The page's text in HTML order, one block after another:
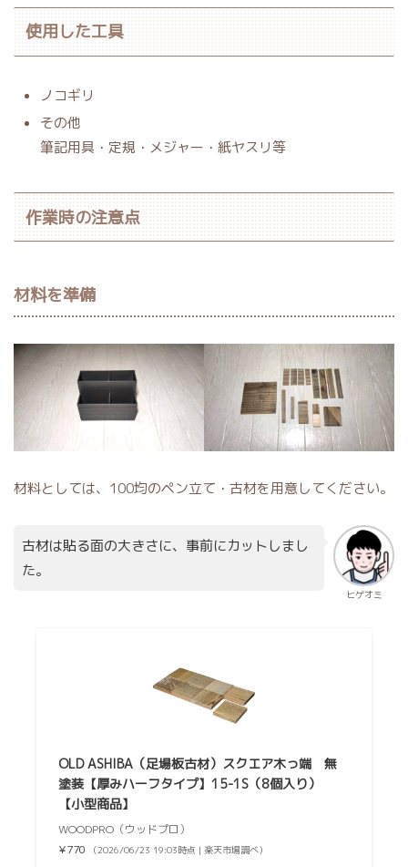
使用した工具
ノコギリ
その他
筆記用具・定規・メジャー・紙ヤスリ等
作業時の注意点
材料を準備
材料としては、100均のペン立て・古材を用意してください。
ヒゲオミ
古材は貼る面の大きさに、事前にカットしまし
た。
OLD ASHIBA（足場板古材）スクエア木っ端 無
塗装【厚みハーフタイプ】15-1S（8個入り）
【小型商品】
WOODPRO（ウッドプロ）
¥770
（2026/06/23 19:03時点 | 楽天市場調べ）